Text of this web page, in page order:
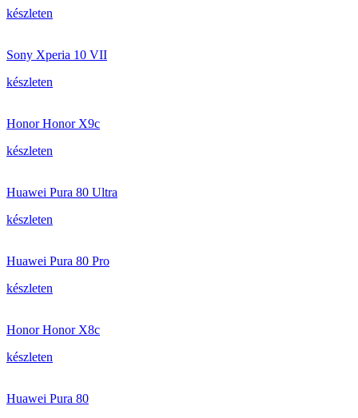
készleten
Sony Xperia 10 VII
készleten
Honor Honor X9c
készleten
Huawei Pura 80 Ultra
készleten
Huawei Pura 80 Pro
készleten
Honor Honor X8c
készleten
Huawei Pura 80